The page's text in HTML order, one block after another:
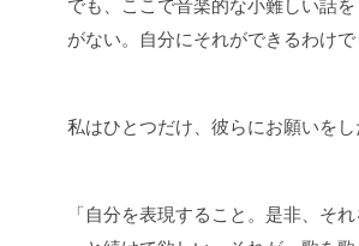
でも、ここで音楽的な小難しい話を
がない。自分にそれができるわけで
私はひとつだけ、彼らにお願いをし
「自分を表現すること。是非、そ